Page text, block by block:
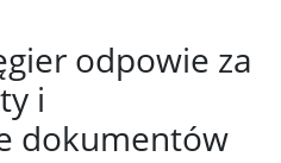
odpowie za
i
dokumentów